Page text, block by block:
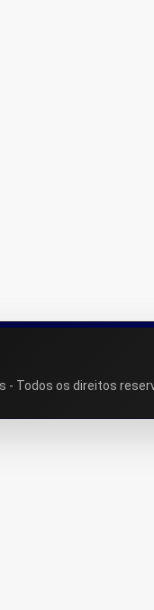
- Todos os direitos